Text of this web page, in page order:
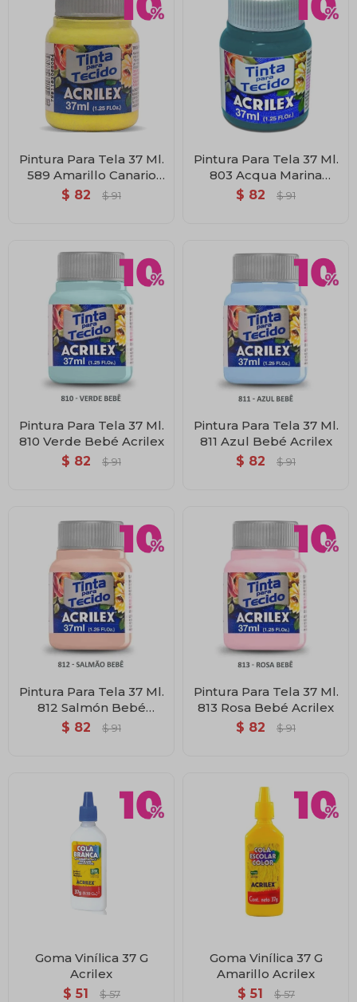
Pintura Para Tela 37 Ml.
589 Amarillo Canario
Acrilex
$ 82 $ 91
Pintura Para Tela 37 Ml.
803 Acqua Marina
Acrilex
$ 82 $ 91
Pintura Para Tela 37 Ml.
810 Verde Bebé Acrilex
$ 82 $ 91
Pintura Para Tela 37 Ml.
811 Azul Bebé Acrilex
$ 82 $ 91
Pintura Para Tela 37 Ml.
812 Salmón Bebé
Acrilex
$ 82 $ 91
Pintura Para Tela 37 Ml.
813 Rosa Bebé Acrilex
$ 82 $ 91
Goma Vinílica 37 G
Acrilex
$ 51 $ 57
Goma Vinílica 37 G
Amarillo Acrilex
$ 51 $ 57